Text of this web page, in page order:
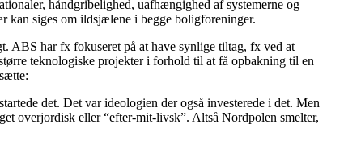
håndgribelighed, uafhængighed af systemerne og
kan siges om ildsjælene i begge boligforeninger.
ABS har fx fokuseret på at have synlige tiltag, fx ved at
teknologiske projekter i forhold til at få opbakning til en
det. Det var ideologien der også investerede i det. Men
overjordisk eller “efter-mit-livsk”. Altså Nordpolen smelter,